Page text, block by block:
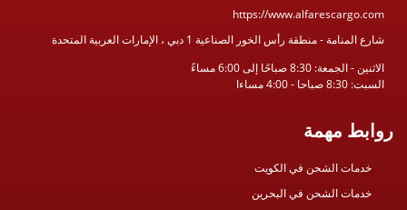
https://www.alfarescargo.com
شارع المنامة - منطقة رأس الخور الصناعية 1 دبي ، الإمارات العربية المتحدة
الاثنين - الجمعة: 8:30 صباحًا إلى 6:00 مساءً
السبت: 8:30 صباحا - 4:00 مساءا
روابط مهمة
خدمات الشحن في الكويت
خدمات الشحن في البحرين